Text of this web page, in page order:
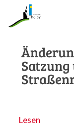
Satzung
Lesen